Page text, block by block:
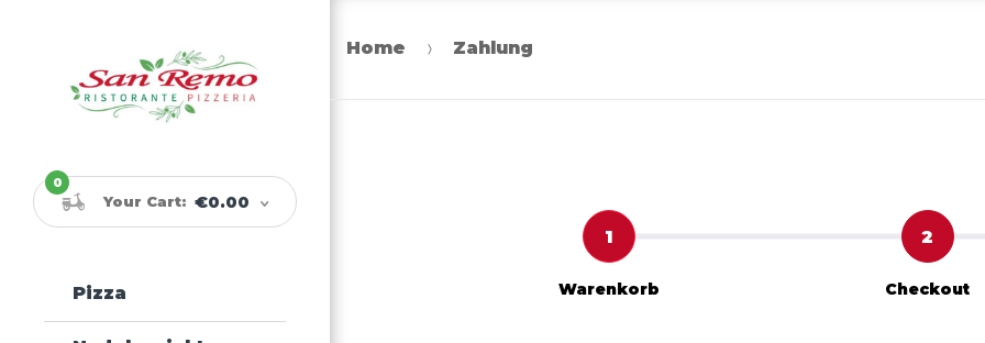
Your Cart: €0.00
0
Pizza
Home Zahlung
1
Warenkorb
2
Checkout